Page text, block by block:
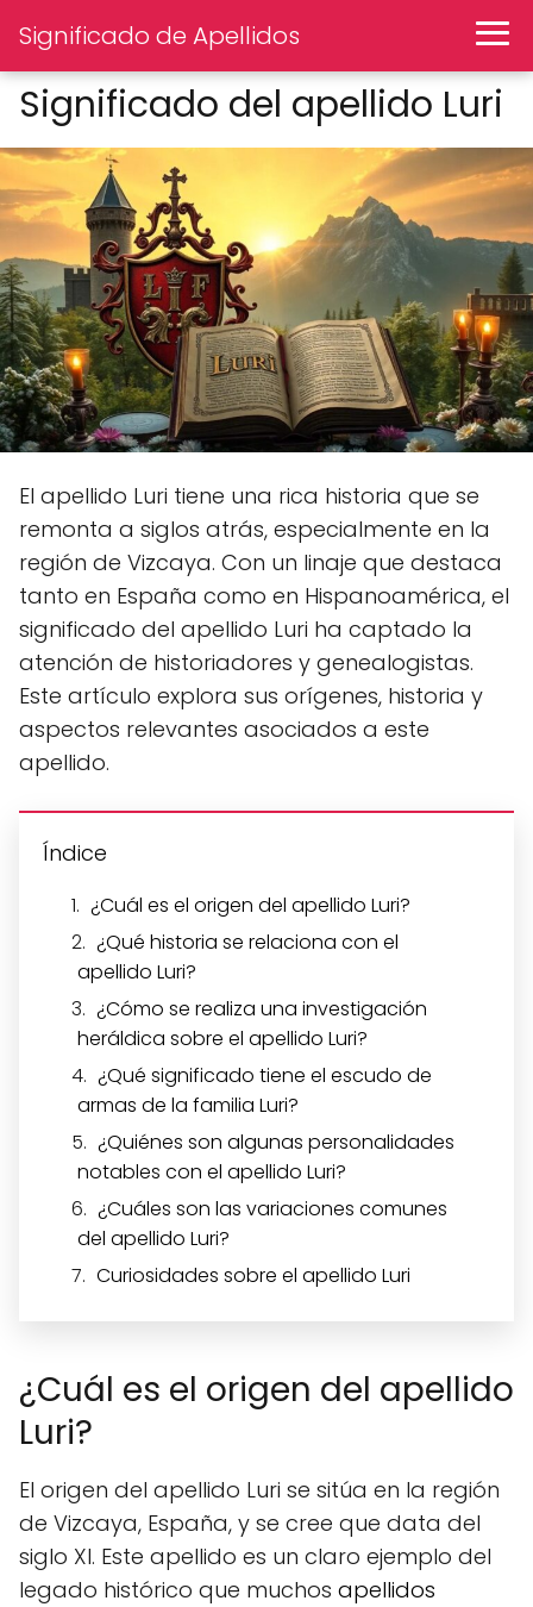
Significado de Apellidos
Significado del apellido Luri
El apellido Luri tiene una rica historia que se
remonta a siglos atrás, especialmente en la
región de Vizcaya. Con un linaje que destaca
tanto en España como en Hispanoamérica, el
significado del apellido Luri ha captado la
atención de historiadores y genealogistas.
Este artículo explora sus orígenes, historia y
aspectos relevantes asociados a este
apellido.
Índice
¿Cuál es el origen del apellido Luri?
¿Qué historia se relaciona con el
apellido Luri?
¿Cómo se realiza una investigación
heráldica sobre el apellido Luri?
¿Qué significado tiene el escudo de
armas de la familia Luri?
¿Quiénes son algunas personalidades
notables con el apellido Luri?
¿Cuáles son las variaciones comunes
del apellido Luri?
Curiosidades sobre el apellido Luri
¿Cuál es el origen del apellido
Luri?
El origen del apellido Luri se sitúa en la región
de Vizcaya, España, y se cree que data del
siglo XI. Este apellido es un claro ejemplo del
legado histórico que muchos apellidos